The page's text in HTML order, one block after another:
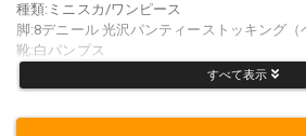
種類:ミニスカ/ワンピース
脚:8デニール 光沢パンティーストッキング（
靴:白パンプス
腋:有
すべて表示